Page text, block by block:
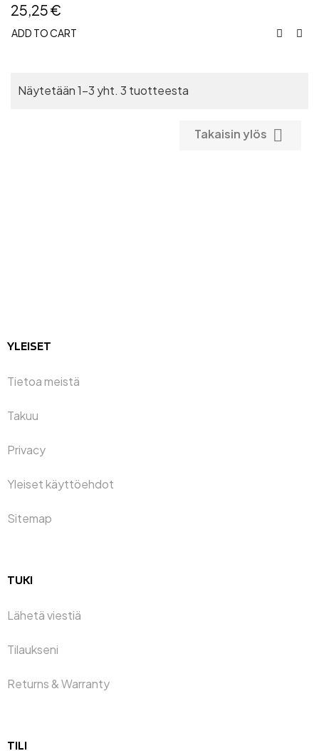
25,25 €
ADD TO CART  
Näytetään 1-3 yht. 3 tuotteesta
Takaisin ylös 
YLEISET
Tietoa meistä
Takuu
Privacy
Yleiset käyttöehdot
Sitemap
TUKI
Lähetä viestiä
Tilaukseni
Returns & Warranty
TILI